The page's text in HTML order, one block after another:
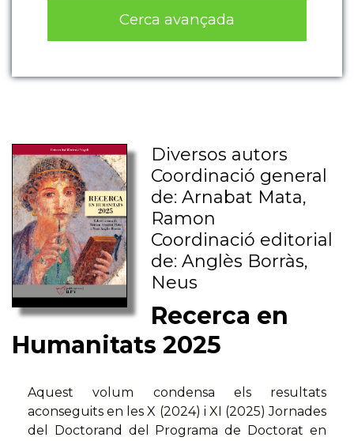
Cerca avançada
Diversos autors
Coordinació general
de: Arnabat Mata,
Ramon
Coordinació editorial
de: Anglès Borràs,
Neus
Recerca en
Humanitats 2025
Aquest volum condensa els resultats
aconseguits en les X (2024) i XI (2025) Jornades
del Doctorand del Programa de Doctorat en